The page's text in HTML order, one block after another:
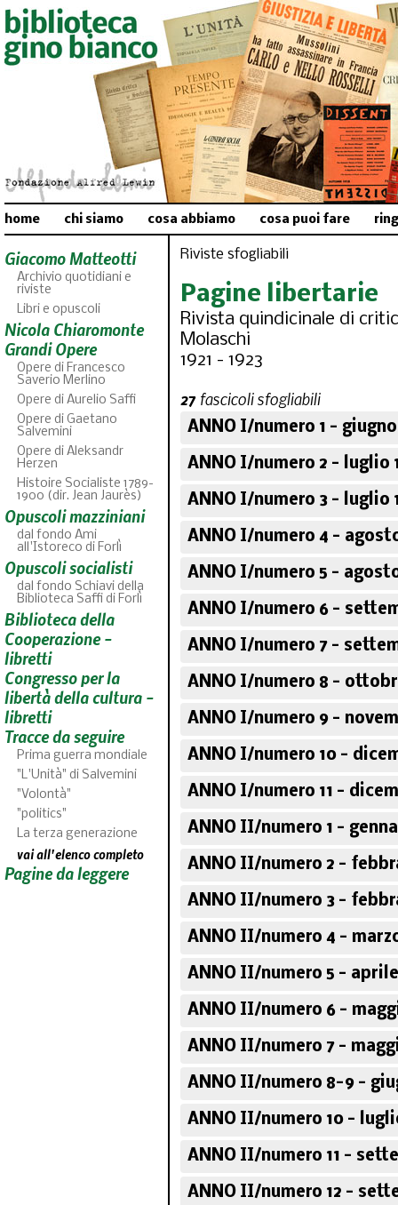
home chi siamo cosa abbiamo cosa puoi fare
Giacomo Matteotti
Archivio quotidiani e
riviste
Libri e opuscoli
Nicola Chiaromonte
Grandi Opere
Opere di Francesco
Saverio Merlino
Opere di Aurelio Saffi
Opere di Gaetano
Salvemini
Opere di Aleksandr
Herzen
Histoire Socialiste 1789-
1900 (dir. Jean Jaurès)
Opuscoli mazziniani
dal fondo Ami
all'Istoreco di Forlì
Opuscoli socialisti
dal fondo Schiavi della
Biblioteca Saffi di Forlì
Biblioteca della
Cooperazione -
libretti
Congresso per la
libertà della cultura -
libretti
Tracce da seguire
Prima guerra mondiale
"L'Unità" di Salvemini
"Volontà"
"politics"
La terza generazione
vai all'elenco completo
Pagine da leggere
Riviste sfogliabili
Pagine libertarie
Rivista quindicinale di
Molaschi
1921 - 1923
27fascicoli sfogliabili
ANNO I/numero 1 - giugno
ANNO I/numero 2 - luglio
ANNO I/numero 3 - luglio
ANNO I/numero 4 -
ANNO I/numero 5 -
ANNO I/numero 6 -
ANNO I/numero 7 -
ANNO I/numero 8 -
ANNO I/numero 9 -
ANNO I/numero 10 -
ANNO I/numero 11 -
ANNO II/numero 1 -
ANNO II/numero 2 -
ANNO II/numero 3 -
ANNO II/numero 4 -
ANNO II/numero 5 - aprile
ANNO II/numero 6 -
ANNO II/numero 7 -
ANNO II/numero 8-9 -
ANNO II/numero 10 -
ANNO II/numero 11 -
ANNO II/numero 12 -
ABC